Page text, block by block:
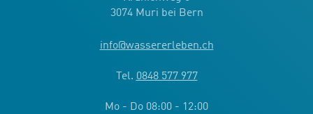
3074 Muri bei Bern
info@wassererleben.ch
Tel. 0848 577 977
Mo - Do 08:00 - 12:00